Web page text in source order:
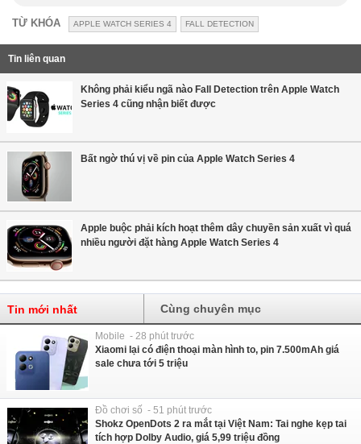
TỪ KHÓA APPLE WATCH SERIES 4 FALL DETECTION
Tin liên quan
Không phải kiểu ngã nào Fall Detection trên Apple Watch
Series 4 cũng nhận biết được
Bất ngờ thú vị về pin của Apple Watch Series 4
Apple buộc phải kích hoạt thêm dây chuyền sản xuất vì quá
nhiều người đặt hàng Apple Watch Series 4
Tin mới nhất Cùng chuyên mục
Mobile - 28 phút trước
Xiaomi lại có điện thoại màn hình to, pin 7.500mAh giá
sale chưa tới 5 triệu
Đồ chơi số - 51 phút trước
Shokz OpenDots 2 ra mắt tại Việt Nam: Tai nghe kẹp tai
tích hợp Dolby Audio, giá 5,99 triệu đồng